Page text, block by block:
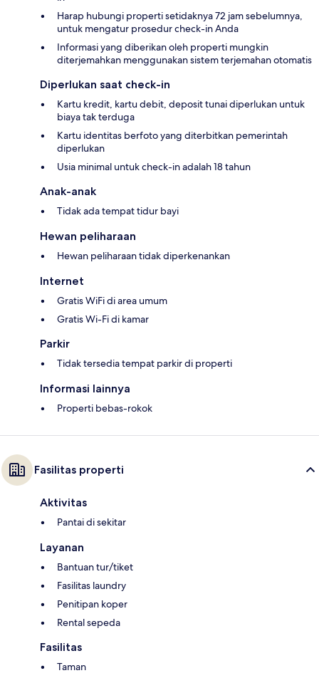
Harap hubungi properti setidaknya 72 jam sebelumnya,
untuk mengatur prosedur check-in Anda
Informasi yang diberikan oleh properti mungkin
diterjemahkan menggunakan sistem terjemahan otomatis
Diperlukan saat check-in
Kartu kredit, kartu debit, deposit tunai diperlukan untuk
biaya tak terduga
Kartu identitas berfoto yang diterbitkan pemerintah
diperlukan
Usia minimal untuk check-in adalah 18 tahun
Anak-anak
Tidak ada tempat tidur bayi
Hewan peliharaan
Hewan peliharaan tidak diperkenankan
Internet
Gratis WiFi di area umum
Gratis Wi-Fi di kamar
Parkir
Tidak tersedia tempat parkir di properti
Informasi lainnya
Properti bebas-rokok
Fasilitas properti
Aktivitas
Pantai di sekitar
Layanan
Bantuan tur/tiket
Fasilitas laundry
Penitipan koper
Rental sepeda
Fasilitas
Taman